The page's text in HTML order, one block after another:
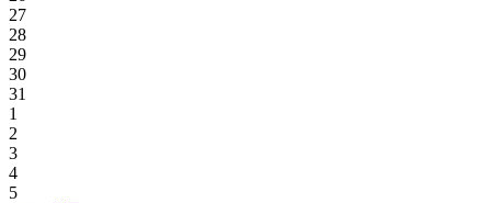
27
28
29
30
31
1
2
3
4
5